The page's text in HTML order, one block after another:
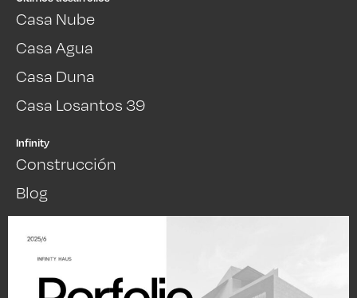
Casa Nube
Casa Agua
Casa Duna
Casa Losantos 39
Infinity
Construcción
Blog